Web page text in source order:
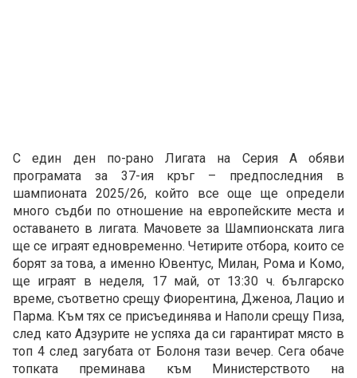
С един ден по-рано Лигата на Серия А обяви
програмата за 37-ия кръг – предпоследния в
шампионата 2025/26, който все още ще определи
много съдби по отношение на европейските места и
оставането в лигата. Мачовете за Шампионската лига
ще се играят едновременно. Четирите отбора, които се
борят за това, а именно Ювентус, Милан, Рома и Комо,
ще играят в неделя, 17 май, от 13:30 ч. българско
време, съответно срещу Фиорентина, Дженоа, Лацио и
Парма. Към тях се присъединява и Наполи срещу Пиза,
след като Адзурите не успяха да си гарантират място в
топ 4 след загубата от Болоня тази вечер. Сега обаче
топката преминава към Министерството на